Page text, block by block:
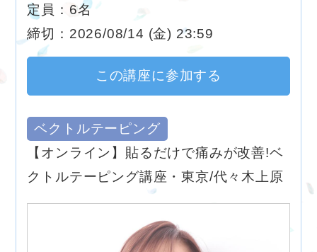
定員：6名
締切：2026/08/14 (金) 23:59
この講座に参加する
ベクトルテーピング
【オンライン】貼るだけで痛みが改善!ベ
クトルテーピング講座・東京/代々木上原